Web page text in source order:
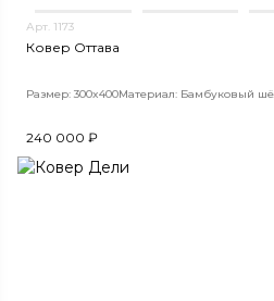
Арт. 1173
Ковер Оттава
Размер: 300x400Материал: Бамбуковый
240 000 ₽